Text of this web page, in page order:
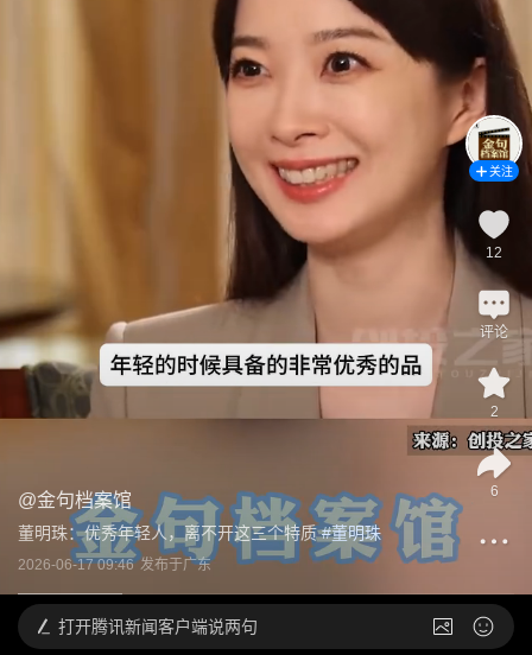
@金句档案馆
董明珠：优秀年轻人，离不开这三个特质 #董明珠
2026-06-17 09:46 发布于广东
关注
12
评论
2
6
打开腾讯新闻客户端说两句